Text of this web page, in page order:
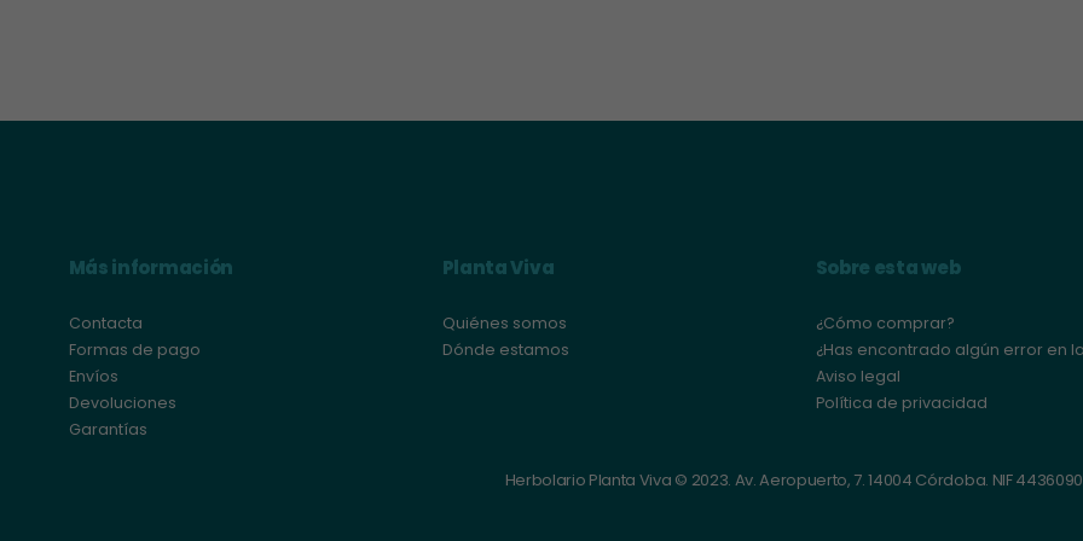
Más información
Contacta
Formas de pago
Envíos
Devoluciones
Garantías
Planta Viva
Quiénes somos
Dónde estamos
Sobre esta web
¿Cómo comprar?
¿Has encontrado algún error en
Aviso legal
Política de privacidad
Herbolario Planta Viva © 2023. Av. Aeropuerto, 7. 14004 Córdoba. NIF